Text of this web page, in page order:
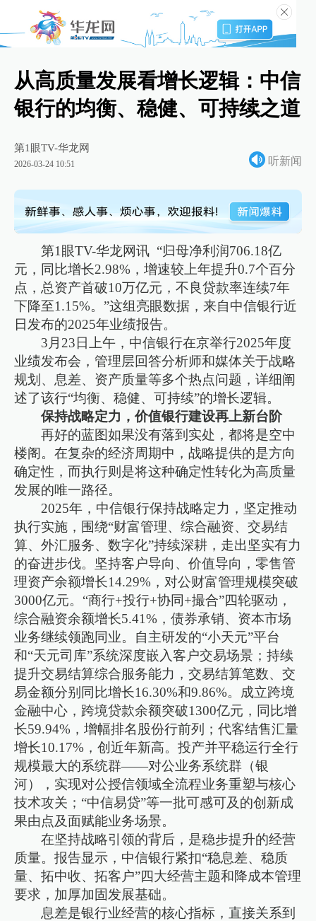
从高质量发展看增长逻辑：中信
银行的均衡、稳健、可持续之道
第1眼TV-华龙网
2026-03-24 10:51 听新闻
第1眼TV-华龙网讯 “归母净利润706.18亿
元，同比增长2.98%，增速较上年提升0.7个百分
点，总资产首破10万亿元，不良贷款率连续7年
下降至1.15%。”这组亮眼数据，来自中信银行近
日发布的2025年业绩报告。
3月23日上午，中信银行在京举行2025年度
业绩发布会，管理层回答分析师和媒体关于战略
规划、息差、资产质量等多个热点问题，详细阐
述了该行“均衡、稳健、可持续”的增长逻辑。
保持战略定力，价值银行建设再上新台阶
再好的蓝图如果没有落到实处，都将是空中
楼阁。在复杂的经济周期中，战略提供的是方向
确定性，而执行则是将这种确定性转化为高质量
发展的唯一路径。
2025年，中信银行保持战略定力，坚定推动
执行实施，围绕“财富管理、综合融资、交易结
算、外汇服务、数字化”持续深耕，走出坚实有力
的奋进步伐。坚持客户导向、价值导向，零售管
理资产余额增长14.29%，对公财富管理规模突破
3000亿元。“商行+投行+协同+撮合”四轮驱动，
综合融资余额增长5.41%，债券承销、资本市场
业务继续领跑同业。自主研发的“小天元”平台
和“天元司库”系统深度嵌入客户交易场景；持续
提升交易结算综合服务能力，交易结算笔数、交
易金额分别同比增长16.30%和9.86%。成立跨境
金融中心，跨境贷款余额突破1300亿元，同比增
长59.94%，增幅排名股份行前列；代客结售汇量
增长10.17%，创近年新高。投产并平稳运行全行
规模最大的系统群——对公业务系统群（银
河），实现对公授信领域全流程业务重塑与核心
技术攻关；“中信易贷”等一批可感可及的创新成
果由点及面赋能业务场景。
在坚持战略引领的背后，是稳步提升的经营
质量。报告显示，中信银行紧扣“稳息差、稳质
量、拓中收、拓客户”四大经营主题和降成本管理
要求，加厚加固发展基础。
息差是银行业经营的核心指标，直接关系到